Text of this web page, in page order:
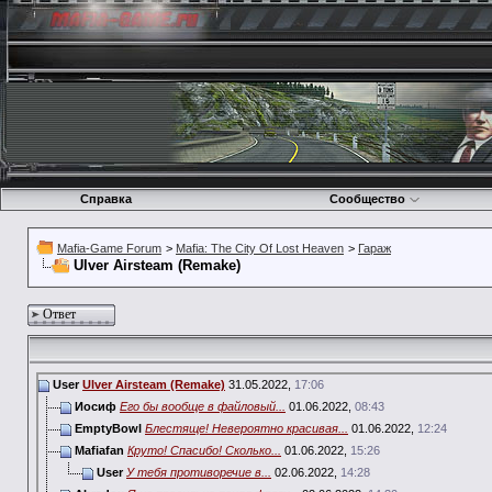
Справка Сообщество
Mafia-Game Forum > Mafia: The City Of Lost Heaven > Гараж
Ulver Airsteam (Remake)
Ответ
User Ulver Airsteam (Remake) 31.05.2022, 17:06
Иосиф Его бы вообще в файловый... 01.06.2022, 08:43
EmptyBowl Блестяще! Невероятно красивая... 01.06.2022, 12:24
Mafiafan Круто! Спасибо! Сколько... 01.06.2022, 15:26
User У тебя противоречие в... 02.06.2022, 14:28